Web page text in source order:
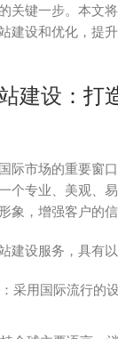
关键一步。本文
建设和优化，提
建设 ：打
际市场的重要窗
个专业、美观、
象，增强客户的信
建设服务，具有以
：采用国际流行的